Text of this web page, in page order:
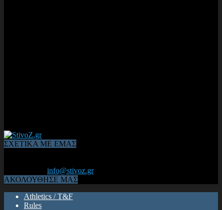
ΣΧΕΤΙΚΑ ΜΕ ΕΜΑΣ
info@stivoz.gr
ΑΚΟΛΟΥΘΗΣΕ ΜΑΣ
Athletics / T&F
Rules